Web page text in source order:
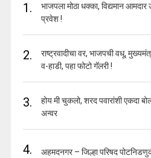
1.
भाजपला मोठा धक्का, विद्यमान आमदार
प्रवेश !
2.
राष्ट्रवादीचा वर, भाजपची वधू,
व-हाडी, पहा फोटो गॅलरी !
3.
होय मी चुकलो, शरद पवारांशी एकदा
अन्वर
4. अहमदनगर – जिल्हा परिषद